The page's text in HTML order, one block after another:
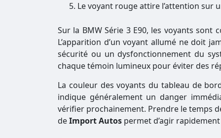
Le voyant rouge attire l’attention sur
Sur la BMW Série 3 E90, les voyants sont
L’apparition d’un voyant allumé ne doit
sécurité ou un dysfonctionnement du
chaque témoin lumineux pour éviter des
La couleur des voyants du tableau de
indique généralement un danger
vérifier prochainement. Prendre le temps
deImport Autos permet d’agir